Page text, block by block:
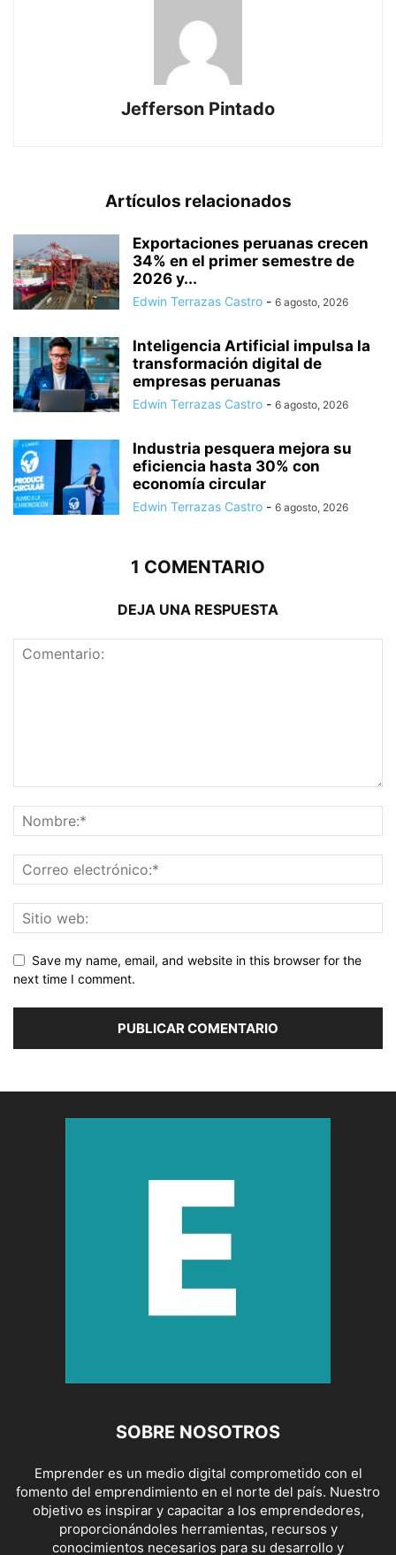
Jefferson Pintado
Artículos relacionados
Exportaciones peruanas crecen
34% en el primer semestre de
2026 y...
Edwin Terrazas Castro - 6 agosto, 2026
Inteligencia Artificial impulsa la
transformación digital de
empresas peruanas
Edwin Terrazas Castro - 6 agosto, 2026
Industria pesquera mejora su
eficiencia hasta 30% con
economía circular
Edwin Terrazas Castro - 6 agosto, 2026
1 COMENTARIO
DEJA UNA RESPUESTA
Save my name, email, and website in this browser for the
next time I comment.
SOBRE NOSOTROS
Emprender es un medio digital comprometido con el
fomento del emprendimiento en el norte del país. Nuestro
objetivo es inspirar y capacitar a los emprendedores,
proporcionándoles herramientas, recursos y
conocimientos necesarios para su desarrollo y